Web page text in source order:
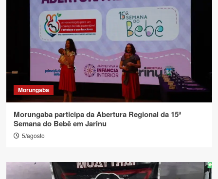
Morungaba
Morungaba participa da Abertura Regional da 15ª
Semana do Bebê em Jarinu
5/agosto